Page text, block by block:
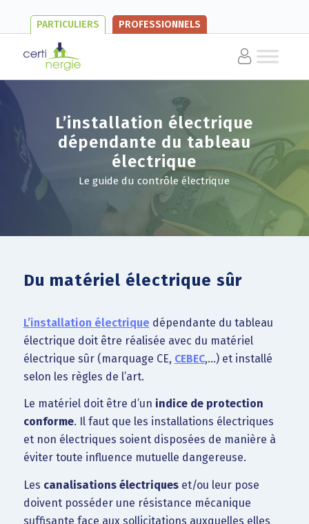
PARTICULIERS PROFESSIONNELS
L’installation électrique
dépendante du tableau
électrique
Le guide du contrôle électrique
Du matériel électrique sûr
L’installation électrique dépendante du tableau
électrique doit être réalisée avec du matériel
électrique sûr (marquage CE, CEBEC,…) et installé
selon les règles de l’art.
Le matériel doit être d’un indice de protection
conforme. Il faut que les installations électriques
et non électriques soient disposées de manière à
éviter toute influence mutuelle dangereuse.
Les canalisations électriqueset/ou leur pose
doivent posséder une résistance mécanique
suffisante face aux sollicitations auxquelles elles